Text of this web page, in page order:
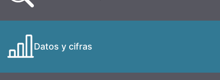
Datos y cifras